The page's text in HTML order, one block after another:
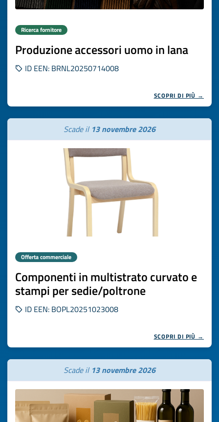
Ricerca fornitore
Produzione accessori uomo in lana
ID EEN: BRNL20250714008
SCOPRI DI PIÙ →
Scade il 13 novembre 2026
Offerta commerciale
Componenti in multistrato curvato e
stampi per sedie/poltrone
ID EEN: BOPL20251023008
SCOPRI DI PIÙ →
Scade il 13 novembre 2026